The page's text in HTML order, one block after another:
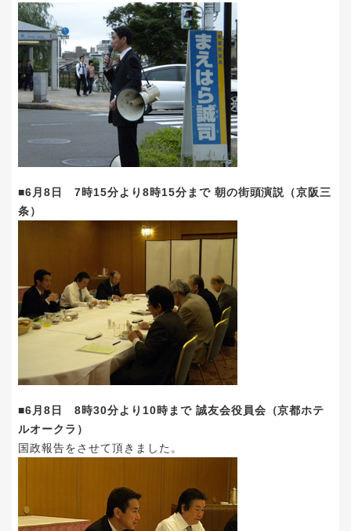
■6月8日 7時15分より8時15分まで 朝の街頭演説（京阪三
条）
■6月8日 8時30分より10時まで 誠友会役員会（京都ホテ
ルオークラ）
国政報告をさせて頂きました。